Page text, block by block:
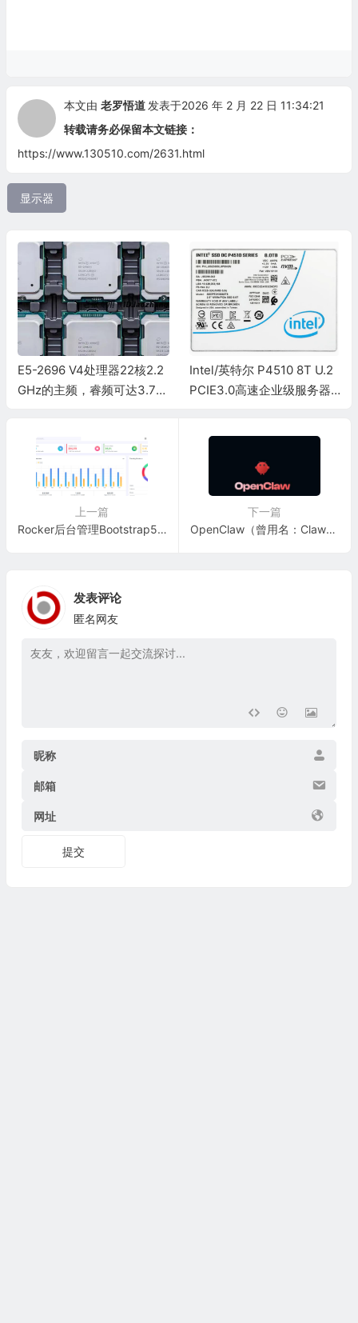
本文由 老罗悟道 发表于2026 年 2 月 22 日 11:34:21
转载请务必保留本文链接：
https://www.130510.com/2631.html
显示器
Intel/英特尔 P4510 8T U.2
PCIE3.0高速企业级服务器
爱快 IK-Q6000企业级路由
器-PCDN小节点神器推荐
上一篇
Rocker后台管理Bootstrap5模板在线体验
下一篇
OpenClaw（曾用名：Clawdbot、Moltbot）
发表评论
匿名网友
昵称
邮箱
网址
提交